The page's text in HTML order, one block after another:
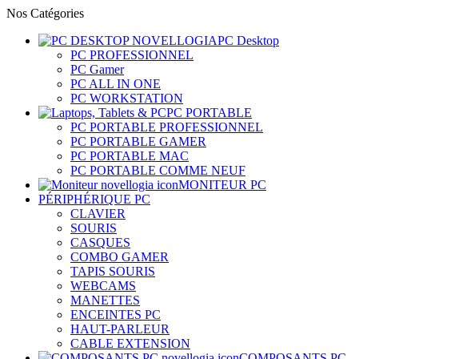
Nos Catégories
PC Desktop
PC PROFESSIONNEL
PC Gamer
PC ALL IN ONE
PC WORKSTATION
PC PORTABLE
PC PORTABLE PROFESSIONNEL
PC PORTABLE GAMER
PC PORTABLE MAC
PC PORTABLE COMME NEUF
MONITEUR PC
PÉRIPHÉRIQUE PC
CLAVIER
SOURIS
CASQUES
COMBO GAMER
TAPIS SOURIS
WEBCAMS
MANETTES
ENCEINTES PC
HAUT-PARLEUR
CABLE EXTENSION